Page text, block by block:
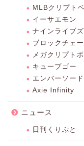
MLBクリプト
イーサエモン
ナインライブ
ブロックチェ
メガクリプト
キューブゴー
エンバーソード
Axie Infinity
ニュース
日刊くりぷと